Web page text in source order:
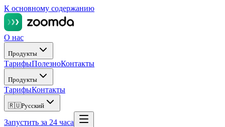
К основному содержанию
О нас
Продукты
ТарифыПолезноКонтакты
Продукты
ТарифыКонтакты
🇷🇺Русский
Запустить за 24 часа